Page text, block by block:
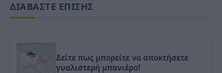
ΔΙΑΒΑΣΤΕ ΕΠΙΣΗΣ
Δείτε πως μπορείτε να αποκτήσετε
γυαλιστερή μπανιέρα!